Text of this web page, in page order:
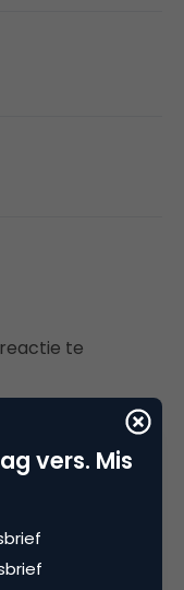
te
vooruitgang
vers. Mis